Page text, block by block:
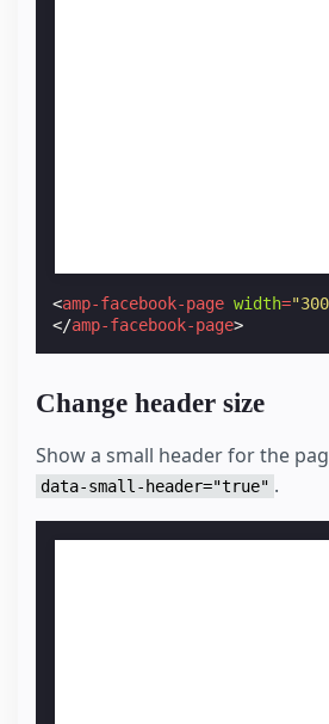
<amp-facebook-page width=
</amp-facebook-page>
Change header size
Show a small header for the
data-small-header="true" .